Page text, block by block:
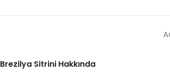
Brezilya Sitrini Hakkında